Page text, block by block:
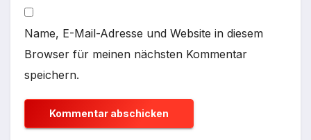
Name, E-Mail-Adresse und Website in diesem
Browser für meinen nächsten Kommentar
speichern.